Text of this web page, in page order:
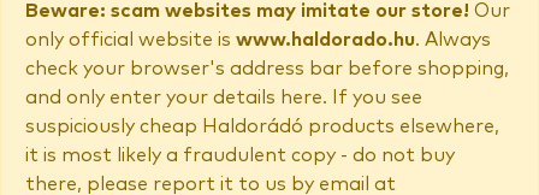
Beware: scam websites may imitate our store! Our
only official website is www.haldorado.hu. Always
check your browser's address bar before shopping,
and only enter your details here. If you see
suspiciously cheap Haldorádó products elsewhere,
it is most likely a fraudulent copy - do not buy
there, please report it to us by email at